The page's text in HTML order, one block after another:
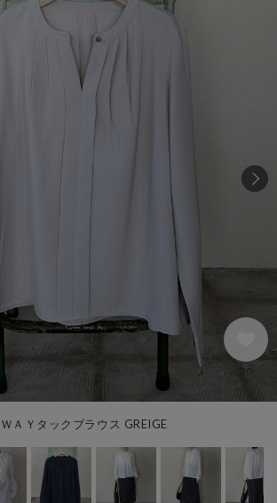
ＷＡＹタックブラウス GREIGE
30